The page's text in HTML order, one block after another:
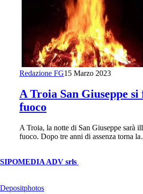
Redazione FG15 Marzo 2023
A Troia San Giuseppe si
fuoco
A Troia, la notte di San Giuseppe sarà
fuoco. Dopo tre anni di assenza torna
SIPOMEDIA ADV srls
Depositphotos